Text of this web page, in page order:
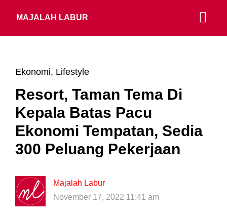
MAJALAH LABUR
Ekonomi, Lifestyle
Resort, Taman Tema Di
Kepala Batas Pacu
Ekonomi Tempatan, Sedia
300 Peluang Pekerjaan
Majalah Labur
November 17, 2022 11:41 am